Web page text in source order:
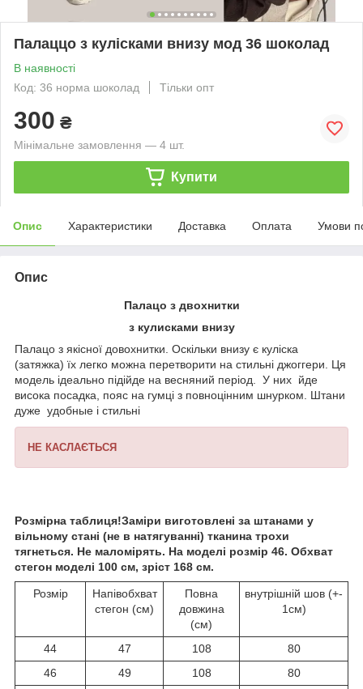
Палаццо з кулісками внизу мод 36 шоколад
В наявності
Код: 36 норма шоколад
Тільки опт
300 ₴
Мінімальне замовлення — 4 шт.
Купити
Опис Характеристики Доставка Оплата Умови
Опис
Палацо з двохнитки
з кулисками внизу
Палацо з якісної довохнитки. Оскільки внизу є куліска
(затяжка) їх легко можна перетворити на стильні джоггери. Ця
модель ідеально підійде на весняний період. У них йде
висока посадка, пояс на гумці з повноцінним шнурком. Штани
дуже удобные і стильні
НЕ КАСЛАЄТЬСЯ
Розмірна таблиця!Заміри виготовлені за штанами у
вільному стані (не в натягуванні) тканина трохи
тягнеться. Не маломірять. На моделі розмір 46. Обхват
стегон моделі 100 см, зріст 168 см.
Розмір
Напівобхват
стегон (см)
Повна
довжина
(см)
внутрішній шов (+-
1см)
44 47 108
80
46
49 108
80